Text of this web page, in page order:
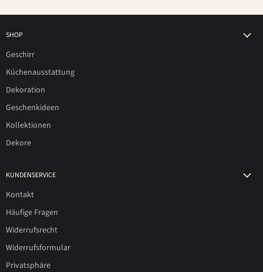
SHOP
Geschirr
Küchenausstattung
Dekoration
Geschenkideen
Kollektionen
Dekore
KUNDENSERVICE
Kontakt
Häufige Fragen
Widerrufsrecht
Widerrufsformular
Privatsphäre